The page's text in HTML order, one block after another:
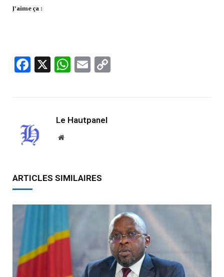
J’aime ça :
Facebook
X WhatsApp
Email
Le Hautpanel
Website
ARTICLES SIMILAIRES